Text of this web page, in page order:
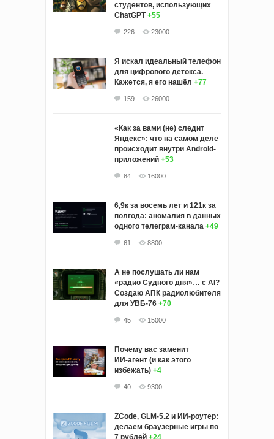
студентов, использующих
ChatGPT +55
226 23000
Я искал идеальный телефон
для цифрового детокса.
Кажется, я его нашёл +77
159 26000
«Как за вами (не) следит
Яндекс»: что на самом деле
происходит внутри Android-
приложений +53
84 16000
6,9к за восемь лет и 121к за
полгода: аномалия в данных
одного телеграм-канала +49
61 8800
А не послушать ли нам
«радио Судного дня»… с AI?
Создаю АПК радиолюбителя
для УВБ-76 +70
45 15000
Почему вас заменит
ИИ‑агент (и как этого
избежать) +4
40 9300
ZCode, GLM-5.2 и ИИ-роутер:
делаем браузерные игры по